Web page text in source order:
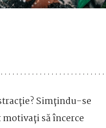
Simțindu-se
să încerce